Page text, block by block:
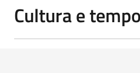
Cultura e